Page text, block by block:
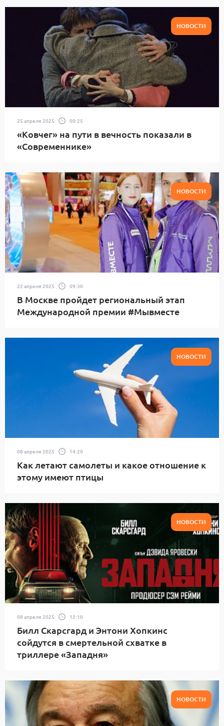
НОВОСТИ
25 апреля 2025 00:25
«Ковчег» на пути в вечность показали в
«Современнике»
НОВОСТИ
22 апреля 2025 09:30
В Москве пройдет региональный этап
Международной премии #Мывместе
НОВОСТИ
08 апреля 2025 14:20
Как летают самолеты и какое отношение к
этому имеют птицы
НОВОСТИ
08 апреля 2025 12:10
Билл Скарсгард и Энтони Хопкинс
сойдутся в смертельной схватке в
триллере «Западня»
НОВОСТИ